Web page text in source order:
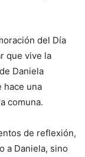
del Día
que vive la
Daniela
hace una
comuna.
de reflexión,
a Daniela, sino